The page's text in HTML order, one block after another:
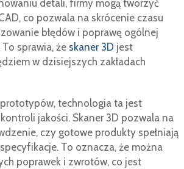
detali, firmy mogą tworzyć
co pozwala na skrócenie czasu
błędów i poprawę ogólnej
sprawia, że skaner 3D jest
w dzisiejszych zakładach
technologia ta jest
jakości. Skaner 3D pozwala na
czy gotowe produkty spełniają
To oznacza, że można
poprawek i zwrotów, co jest